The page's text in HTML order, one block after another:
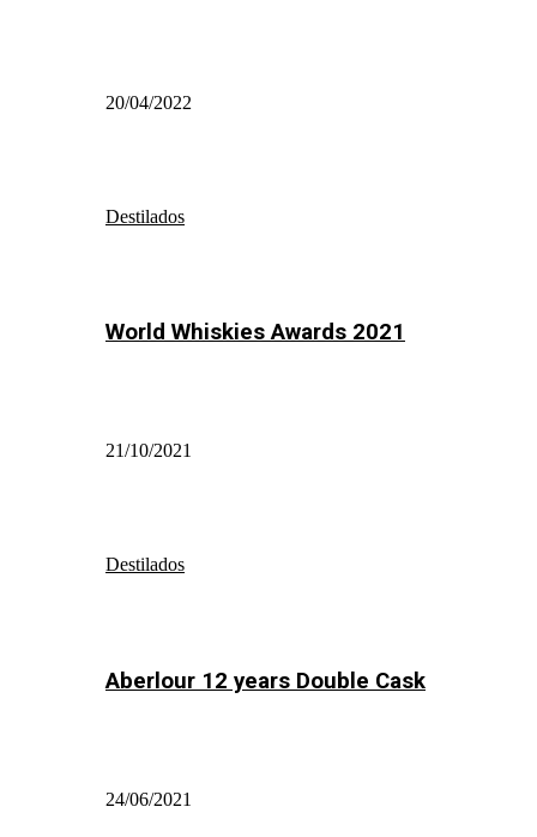
20/04/2022
Destilados
World Whiskies Awards 2021
21/10/2021
Destilados
Aberlour 12 years Double Cask
24/06/2021